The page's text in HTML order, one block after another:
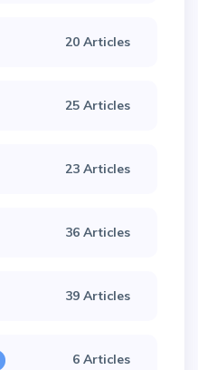
20 Articles
25 Articles
23 Articles
36 Articles
39 Articles
6 Articles